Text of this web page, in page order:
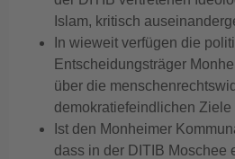
Islam, kritisch
In wieweit verfügen die
Entscheidungsträger
über die
demokratiefeindlichen Ziele
Ist den Monheimer
dass in der DITIB Moschee